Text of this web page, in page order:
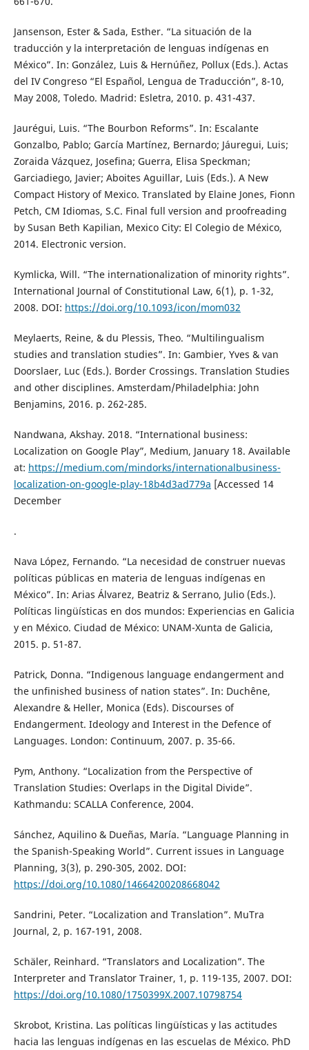
Jansenson, Ester & Sada, Esther. “La situación de la
traducción y la interpretación de lenguas indígenas en
México”. In: González, Luis & Hernúñez, Pollux (Eds.). Actas
del IV Congreso “El Español, Lengua de Traducción”, 8-10,
May 2008, Toledo. Madrid: Esletra, 2010. p. 431-437.
Jaurégui, Luis. “The Bourbon Reforms”. In: Escalante
Gonzalbo, Pablo; García Martínez, Bernardo; Jáuregui, Luis;
Zoraida Vázquez, Josefina; Guerra, Elisa Speckman;
Garciadiego, Javier; Aboites Aguillar, Luis (Eds.). A New
Compact History of Mexico. Translated by Elaine Jones, Fionn
Petch, CM Idiomas, S.C. Final full version and proofreading
by Susan Beth Kapilian, Mexico City: El Colegio de México,
2014. Electronic version.
Kymlicka, Will. “The internationalization of minority rights”.
International Journal of Constitutional Law, 6(1), p. 1-32,
2008. DOI: https://doi.org/10.1093/icon/mom032
Meylaerts, Reine, & du Plessis, Theo. “Multilingualism
studies and translation studies”. In: Gambier, Yves & van
Doorslaer, Luc (Eds.). Border Crossings. Translation Studies
and other disciplines. Amsterdam/Philadelphia: John
Benjamins, 2016. p. 262-285.
Nandwana, Akshay. 2018. “International business:
Localization on Google Play”, Medium, January 18. Available
at: https://medium.com/mindorks/internationalbusiness-
localization-on-google-play-18b4d3ad779a [Accessed 14
December
.
Nava López, Fernando. “La necesidad de construer nuevas
políticas públicas en materia de lenguas indígenas en
México”. In: Arias Álvarez, Beatriz & Serrano, Julio (Eds.).
Políticas lingüísticas en dos mundos: Experiencias en Galicia
y en México. Ciudad de México: UNAM-Xunta de Galicia,
2015. p. 51-87.
Patrick, Donna. “Indigenous language endangerment and
the unfinished business of nation states”. In: Duchêne,
Alexandre & Heller, Monica (Eds). Discourses of
Endangerment. Ideology and Interest in the Defence of
Languages. London: Continuum, 2007. p. 35-66.
Pym, Anthony. “Localization from the Perspective of
Translation Studies: Overlaps in the Digital Divide”.
Kathmandu: SCALLA Conference, 2004.
Sánchez, Aquilino & Dueñas, María. “Language Planning in
the Spanish-Speaking World”. Current issues in Language
Planning, 3(3), p. 290-305, 2002. DOI:
https://doi.org/10.1080/14664200208668042
Sandrini, Peter. “Localization and Translation”. MuTra
Journal, 2, p. 167-191, 2008.
Schäler, Reinhard. “Translators and Localization”. The
Interpreter and Translator Trainer, 1, p. 119-135, 2007. DOI:
https://doi.org/10.1080/1750399X.2007.10798754
Skrobot, Kristina. Las políticas lingüísticas y las actitudes
hacia las lenguas indígenas en las escuelas de México. PhD